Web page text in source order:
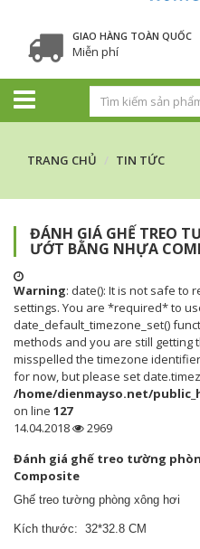
GIAO HÀNG TOÀN QUỐC
Miễn phí
TRANG CHỦ TIN TỨC
ĐÁNH GIÁ GHẾ TREO
ƯỚT BẰNG NHỰA
Warning: date(): It is not safe to
settings. You are *required* to
date_default_timezone_set()
methods and you are still getting
misspelled the timezone
for now, but please set
/home/dienmayso.net/
on line 127
14.04.2018
2969
Đánh giá ghế treo tường
Composite
Ghế treo tường phòng xông hơi
Kích thước: 32*32.8 CM